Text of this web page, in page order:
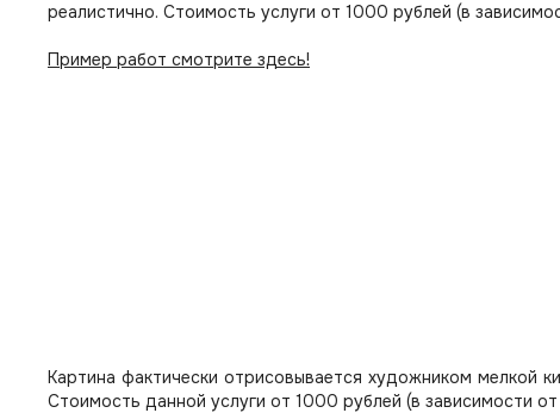
реалистично. Стоимость услуги от 1000 рублей (в
Пример работ смотрите здесь!
Картина фактически отрисовывается художником мелкой
Стоимость данной услуги от 1000 рублей (в зависимости